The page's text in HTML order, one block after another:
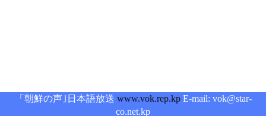
「朝鮮の声｣日本語放送 www.vok.rep.kpE-mail: vok@star-
co.net.kp